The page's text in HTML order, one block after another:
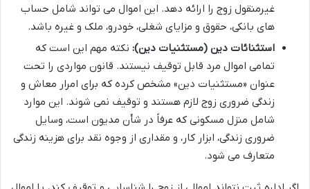
غیرمنقول زوج را ارائه دهد. این اموال می تواند شامل حساب
های بانکی، حقوق و مزایای شغلی، خودرو، ملک و غیره باشد.
استثنائات دین (مستثنیات دین): نکته مهم این است که
تمامی اموال مرد قابل توقیف نیستند. قانون مواردی را تحت
عنوان «مستثنیات دین» مشخص کرده که برای امرار معاش و
زندگی ضروری زوج لازم هستند و توقیف نمی شوند. این موارد
شامل منزل مسکونی که عرفاً در شأن مدیون است، وسایل
ضروری زندگی، ابزار کار، و مقداری از وجوه نقد برای هزینه زندگی
متعارف می شود.